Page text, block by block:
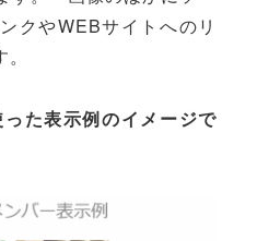
クやWEBサイトへのリ
た表示例のイメージで